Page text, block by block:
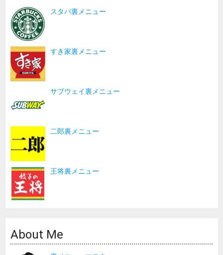
スタバ裏メニュー
すき家裏メニュー
サブウェイ裏メニュー
二郎裏メニュー
王将裏メニュー
About Me